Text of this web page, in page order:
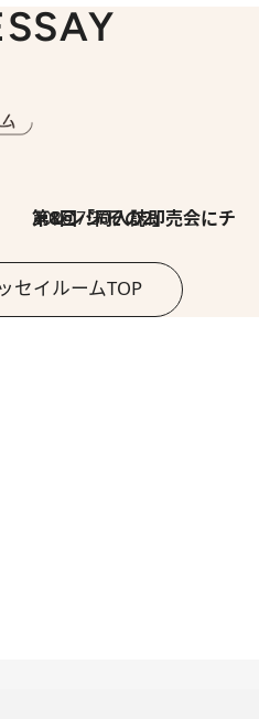
2026.7.30
第8回「同人誌即売会にチャレンジ その2」
セイルームTOP